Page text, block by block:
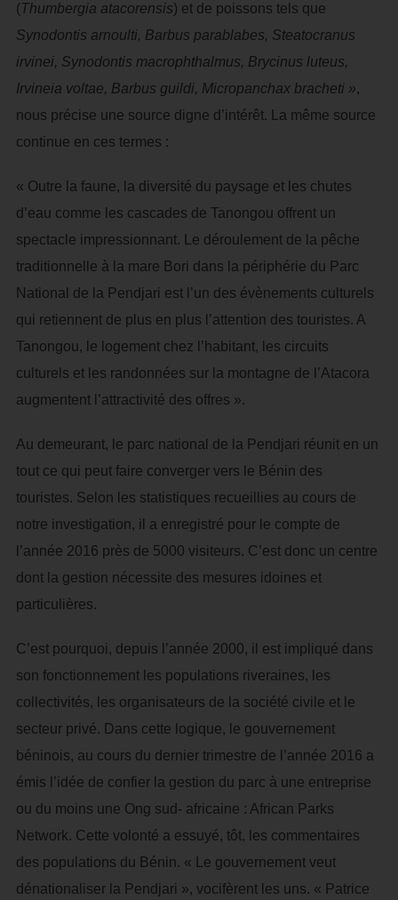
(Thumbergia atacorensis) et de poissons tels que
Synodontis arnoulti, Barbus parablabes, Steatocranus
irvinei, Synodontis macrophthalmus, Brycinus luteus,
Irvineia voltae, Barbus guildi, Micropanchax bracheti »,
nous précise une source digne d’intérêt. La même source
continue en ces termes :
« Outre la faune, la diversité du paysage et les chutes
d’eau comme les cascades de Tanongou offrent un
spectacle impressionnant. Le déroulement de la pêche
traditionnelle à la mare Bori dans la périphérie du Parc
National de la Pendjari est l’un des évènements culturels
qui retiennent de plus en plus l’attention des touristes. A
Tanongou, le logement chez l’habitant, les circuits
culturels et les randonnées sur la montagne de l’Atacora
augmentent l’attractivité des offres ».
Au demeurant, le parc national de la Pendjari réunit en un
tout ce qui peut faire converger vers le Bénin des
touristes. Selon les statistiques recueillies au cours de
notre investigation, il a enregistré pour le compte de
l’année 2016 près de 5000 visiteurs. C’est donc un centre
dont la gestion nécessite des mesures idoines et
particulières.
C’est pourquoi, depuis l’année 2000, il est impliqué dans
son fonctionnement les populations riveraines, les
collectivités, les organisateurs de la société civile et le
secteur privé. Dans cette logique, le gouvernement
béninois, au cours du dernier trimestre de l’année 2016 a
émis l’idée de confier la gestion du parc à une entreprise
ou du moins une Ong sud- africaine : African Parks
Network. Cette volonté a essuyé, tôt, les commentaires
des populations du Bénin. « Le gouvernement veut
dénationaliser la Pendjari », vocifèrent les uns. « Patrice